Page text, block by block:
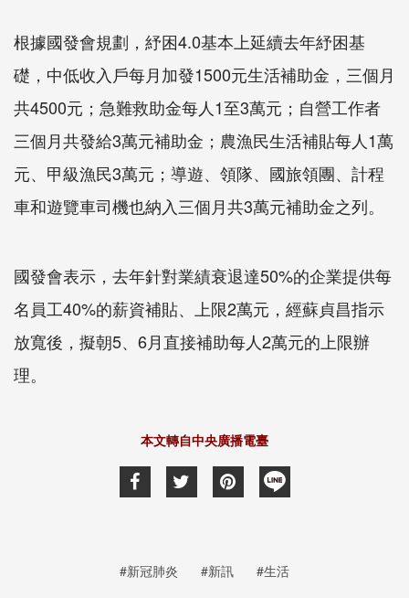
根據國發會規劃，紓困4.0基本上延續去年紓困基
礎，中低收入戶每月加發1500元生活補助金，三個月
共4500元；急難救助金每人1至3萬元；自營工作者
三個月共發給3萬元補助金；農漁民生活補貼每人1萬
元、甲級漁民3萬元；導遊、領隊、國旅領團、計程
車和遊覽車司機也納入三個月共3萬元補助金之列。
國發會表示，去年針對業績衰退達50%的企業提供每
名員工40%的薪資補貼、上限2萬元，經蘇貞昌指示
放寬後，擬朝5、6月直接補助每人2萬元的上限辦
理。
本文轉自中央廣播電臺
#新冠肺炎 #新訊 #生活